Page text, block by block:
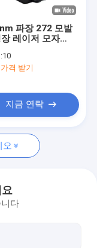
파장 272 모발
레이저 모자
10
격 받기
지금 연락
오
다